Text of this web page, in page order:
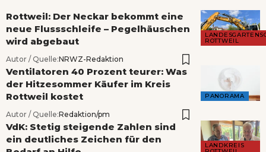
ROTTWEIL
Rottweil: Der Neckar bekommt eine
neue Flussschleife – Pegelhäuschen
wird abgebaut
Autor / Quelle:NRWZ-Redaktion
PANORAMA
Ventilatoren 40 Prozent teurer: Was
der Hitzesommer Käufer im Kreis
Rottweil kostet
Autor / Quelle:Redaktion/pm
LANDKREIS
VdK: Stetig steigende Zahlen sind
ein deutliches Zeichen für den